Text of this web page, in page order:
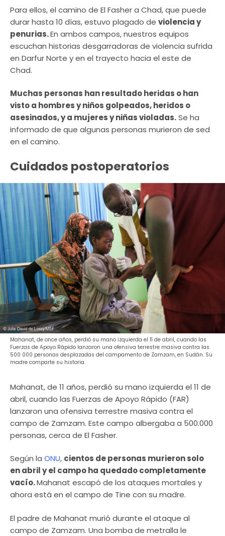
Para ellos, el camino de El Fasher a Chad, que puede
durar hasta 10 días, estuvo plagado de violencia y
penurias.En ambos campos, nuestros equipos
escuchan historias desgarradoras de violencia sufrida
en Darfur Norte y en el trayecto hacia el este de
Chad.
Muchas personas han resultado heridas o han
visto a hombres y niños golpeados, heridos o
asesinados, y a mujeres y niñas violadas.Se ha
informado de que algunas personas murieron de sed
en el camino.
Cuidados postoperatorios
Mahanat, de once años, perdió su mano izquierda el 11 de abril, cuando las
Fuerzas de Apoyo Rápido lanzaron una ofensiva terrestre masiva contra las
500 000 personas desplazadas del campamento de Zamzam, en Sudán. Su
madre comparte su historia.
Mahanat, de 11 años, perdió su mano izquierda el 11 de
abril, cuando las Fuerzas de Apoyo Rápido (FAR)
lanzaron una ofensiva terrestre masiva contra el
campo de Zamzam. Este campo albergaba a 500.000
personas, cerca de El Fasher.
Según la ONU, cientos de personas murieron solo
en abril y el campo ha quedado completamente
vacío.Mahanat escapó de los ataques mortales y
ahora está en el campo de Tine con su madre.
El padre de Mahanat murió durante el ataque al
campo de Zamzam. Una bomba de metralla le